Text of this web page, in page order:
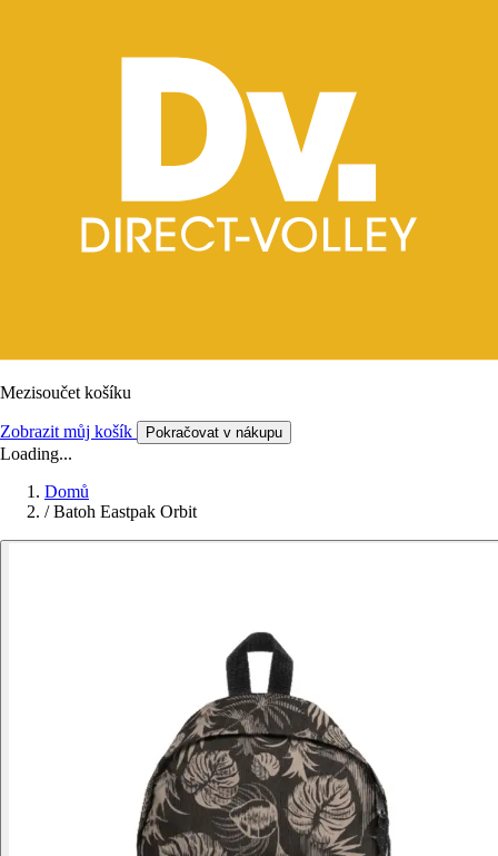
Mezisoučet košíku
Zobrazit můj košík Pokračovat v nákupu
Loading...
Domů
/ Batoh Eastpak Orbit